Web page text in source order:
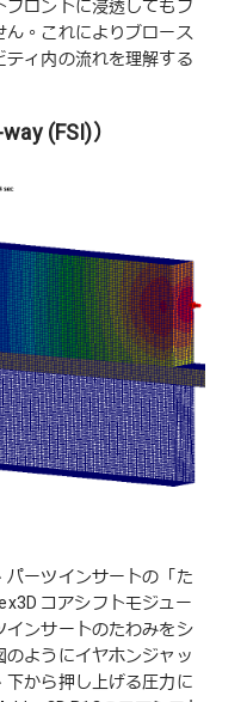
フロントに浸透してもフ
ん。これによりブロース
ィ内の流れを理解する
(FSI)）
ーツインサートの「た
コアシフトモジュー
インサートのたわみをシ
ようにイヤホンジャッ
下から押し上げる圧力に